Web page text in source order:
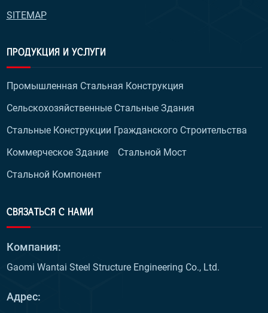
SITEMAP
ПРОДУКЦИЯ И УСЛУГИ
Промышленная Стальная Конструкция
Сельскохозяйственные Стальные Здания
Стальные Конструкции Гражданского Строительства
Коммерческое Здание
Стальной Мост
Стальной Компонент
СВЯЗАТЬСЯ С НАМИ
Компания:
Gaomi Wantai Steel Structure Engineering Co., Ltd.
Адрес: